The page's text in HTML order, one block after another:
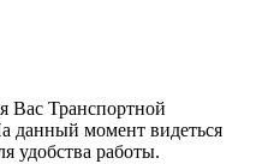
Вас Транспортной
момент видеться
удобства работы.